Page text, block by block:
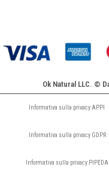
Ok Natural LLC. ©
Informativa sulla privacy APPI
Informativa sulla privacy GDPR
Informativa sulla privacy PIPEDA